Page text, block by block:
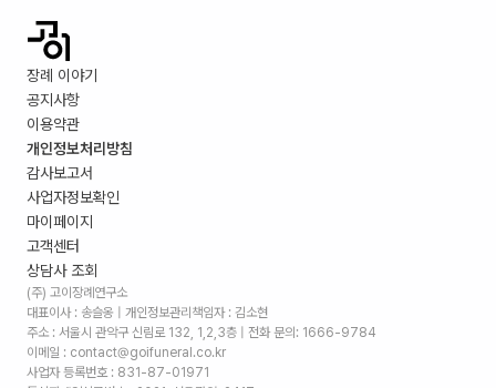
장례 이야기
공지사항
이용약관
개인정보처리방침
감사보고서
사업자정보확인
마이페이지
고객센터
상담사 조회
(주) 고이장례연구소
대표이사 : 송슬옹 | 개인정보관리책임자 : 김소현
주소 : 서울시 관악구 신림로 132, 1,2,3층 | 전화 문의: 1666-9784
이메일 : contact@goifuneral.co.kr
사업자 등록번호 : 831-87-01971